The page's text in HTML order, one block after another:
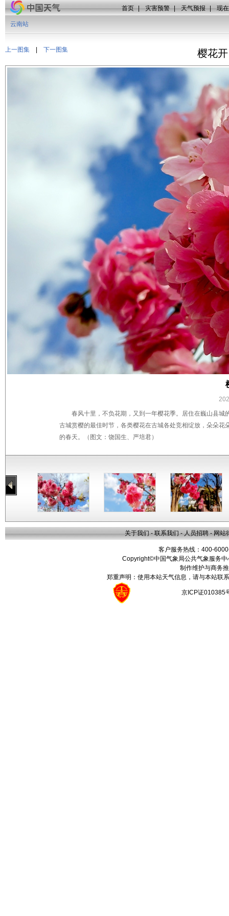
首页 | 灾害预警 | 天气预报 | 现
上一图集 下一图集
云南站
樱花
春风十里，不负花期，又到一年樱花季。居住在巍山县
古城赏樱的最佳时节，各类樱花在古城各处竞相绽放，朵朵
的春天。（图文：饶国生、严培君）
关于我们 - 联系我们 - 人员招聘 - 网站
客户服务热线：400-
Copyright©中国气象局公共气象服务
制作维护与商务
郑重声明：使用本站天气信息，请与本站联
京ICP证010385